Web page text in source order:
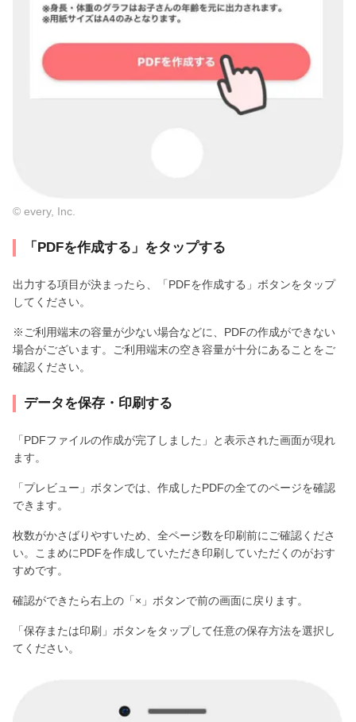
© every, Inc.
「PDFを作成する」をタップする
出力する項目が決まったら、「PDFを作成する」ボタンをタップ
してください。
※ご利用端末の容量が少ない場合などに、PDFの作成ができない
場合がございます。ご利用端末の空き容量が十分にあることをご
確認ください。
データを保存・印刷する
「PDFファイルの作成が完了しました」と表示された画面が現れ
ます。
「プレビュー」ボタンでは、作成したPDFの全てのページを確認
できます。
枚数がかさばりやすいため、全ページ数を印刷前にご確認くださ
い。こまめにPDFを作成していただき印刷していただくのがおす
すめです。
確認ができたら右上の「×」ボタンで前の画面に戻ります。
「保存または印刷」ボタンをタップして任意の保存方法を選択し
てください。